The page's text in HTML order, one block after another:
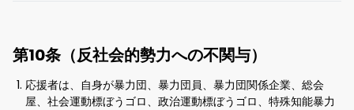
第10条（反社会的勢力への不関与）
応援者は、自身が暴力団、暴力団員、暴力団関係企業、総会
屋、社会運動標ぼうゴロ、政治運動標ぼうゴロ、特殊知能暴力